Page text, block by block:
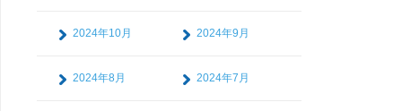
2024年10月 2024年9月
2024年8月 2024年7月